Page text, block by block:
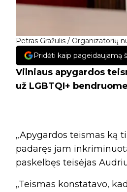
Petras Gražulis / Organizatorių
Pridėti kaip pageidaujamą
Vilniaus apygardos
už LGBTQI+
„Apygardos teismas ką
padaręs jam
paskelbęs teisėjas
„Teismas konstatavo,